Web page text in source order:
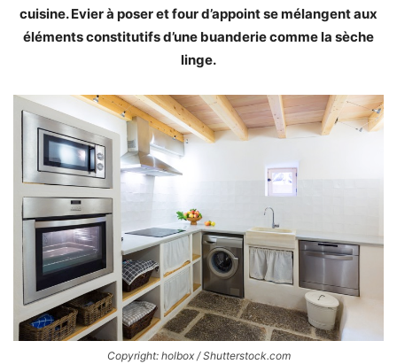
cuisine. Evier à poser et four d’appoint se mélangent aux
éléments constitutifs d’une buanderie comme la sèche
linge.
Copyright: holbox / Shutterstock.com